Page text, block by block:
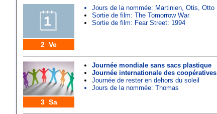
2 Ve
Jours de la nommée: Martinien, Otis, Otto
Sortie de film: The Tomorrow War
Sortie de film: Fear Street: 1994
3 Sa
Journée mondiale sans sacs plastique
Journée internationale des coopératives
Journée de rester en dehors du soleil
Jours de la nommée: Thomas